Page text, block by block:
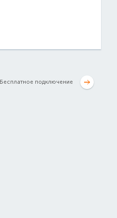
Бесплатное подключение